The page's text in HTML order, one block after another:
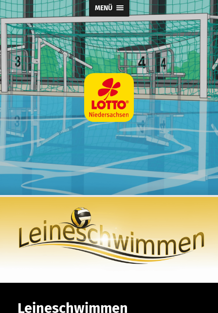
MENÜ
Wasserball
@
Leineschwimmen